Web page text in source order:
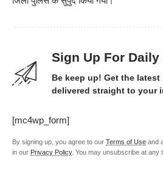
Sign Up For
Be keep up! Get the
delivered straight to your
[mc4wp_form]
By signing up, you agree to our Terms of Use and
in our Privacy Policy. You may unsubscribe at any